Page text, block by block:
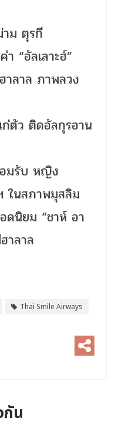
ม ตุรกี
“อัลเลาะฮ์”
าลาล ภาพลวง
ตัว ติดอัลกุรอาน
อมรับ หญิง
ในสภาพมุสลิม
ดนิยม “ชาห์ อา
าลาล
Thai Smile Airways
กัน